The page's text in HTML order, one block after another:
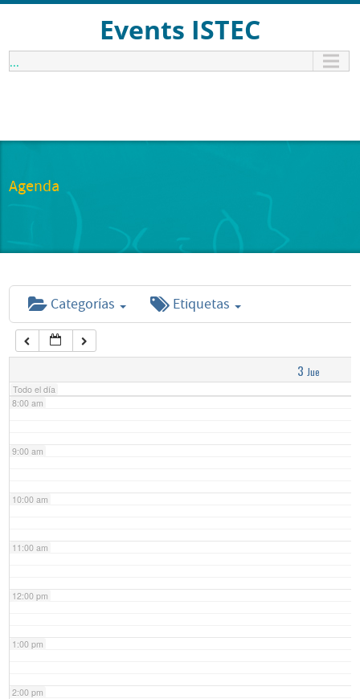
Events ISTEC
...
Agenda
Categorías Etiquetas
3 Jue
Todo el día
1:00 am
6:00 am
7:00 am
8:00 am
9:00 am
10:00 am
11:00 am
12:00 pm
1:00 pm
2:00 pm